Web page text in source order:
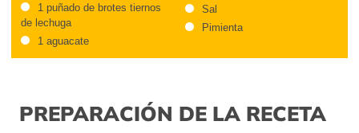
1 puñado de brotes tiernos
de lechuga
1 aguacate
Sal
Pimienta
PREPARACIÓN DE LA RECETA